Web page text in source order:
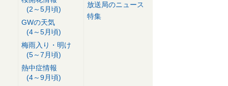
(2～5月頃)
GWの天気
(4～5月頃)
梅雨入り・明け
(5～7月頃)
熱中症情報
(4～9月頃)
放送局のニュース
特集